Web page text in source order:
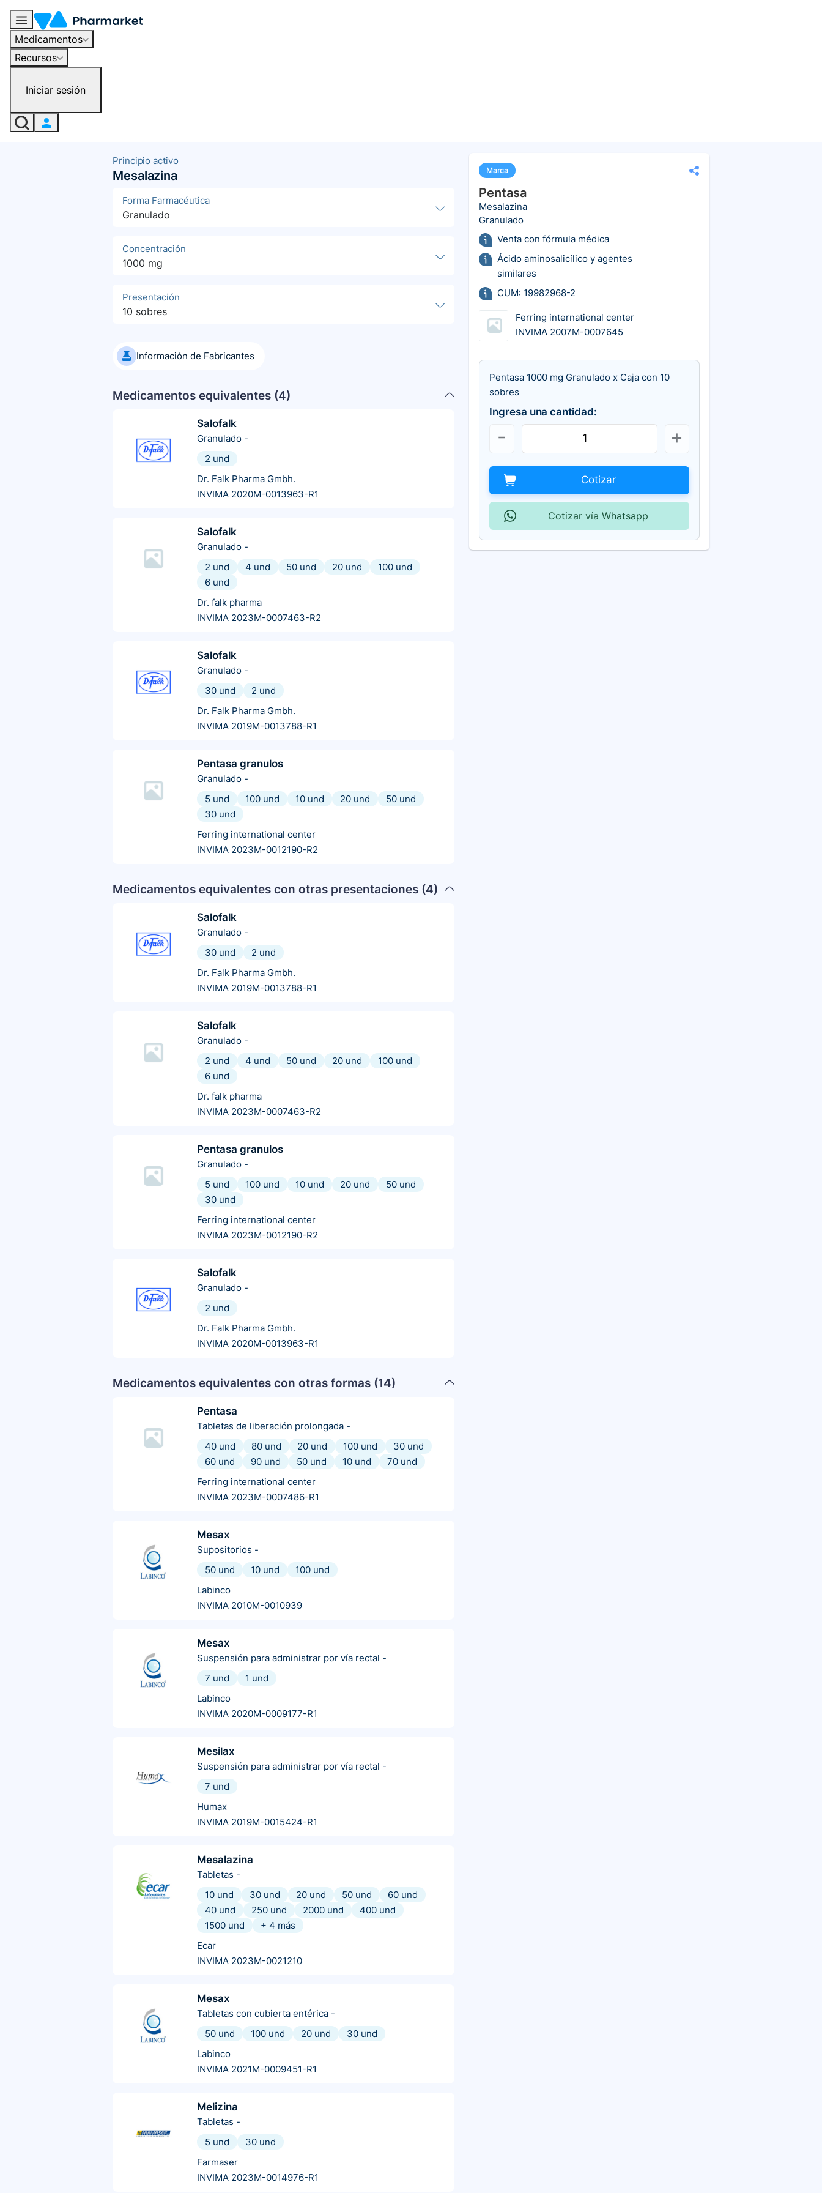
Medicamentos
Recursos
Iniciar sesión
Principio activo
Mesalazina
Forma Farmacéutica
Granulado
Concentración
1000 mg
Presentación
10 sobres
Información de Fabricantes
Medicamentos equivalentes (4)
Salofalk
Granulado -
2 und
Dr. Falk Pharma Gmbh.
INVIMA 2020M-0013963-R1
Salofalk
Granulado -
2 und
4 und 50 und 20 und
100 und
6 und
Dr. falk pharma
INVIMA 2023M-0007463-R2
Salofalk
Granulado -
30 und
2 und
Dr. Falk Pharma Gmbh.
INVIMA 2019M-0013788-R1
Pentasa granulos
Granulado -
5 und
100 und 10 und 20 und
50 und
30 und
Ferring international center
INVIMA 2023M-0012190-R2
Medicamentos equivalentes con otras presentaciones (4)
Salofalk
Granulado -
30 und
2 und
Dr. Falk Pharma Gmbh.
INVIMA 2019M-0013788-R1
Salofalk
Granulado -
2 und
4 und 50 und 20 und
100 und
6 und
Dr. falk pharma
INVIMA 2023M-0007463-R2
Pentasa granulos
Granulado -
5 und
100 und 10 und 20 und
50 und
30 und
Ferring international center
INVIMA 2023M-0012190-R2
Salofalk
Granulado -
2 und
Dr. Falk Pharma Gmbh.
INVIMA 2020M-0013963-R1
Medicamentos equivalentes con otras formas (14)
Pentasa
Tabletas de liberación prolongada -
40 und
80 und 20 und 100 und
30 und
60 und
90 und 50 und 10 und
70 und
Ferring international center
INVIMA 2023M-0007486-R1
Mesax
Supositorios -
50 und
10 und
100 und
Labinco
INVIMA 2010M-0010939
Mesax
Suspensión para administrar por vía rectal -
7 und
1 und
Labinco
INVIMA 2020M-0009177-R1
Mesilax
Suspensión para administrar por vía rectal -
7 und
Humax
INVIMA 2019M-0015424-R1
Mesalazina
Tabletas -
10 und
30 und 20 und 50 und
60 und
40 und
250 und 2000 und
400 und
1500 und
+ 4 más
Ecar
INVIMA 2023M-0021210
Mesax
Tabletas con cubierta entérica -
50 und
100 und 20 und
30 und
Labinco
INVIMA 2021M-0009451-R1
Melizina
Tabletas -
5 und
30 und
Farmaser
INVIMA 2023M-0014976-R1
Marca
Pentasa
Mesalazina
Granulado
Venta con fórmula médica
Ácido aminosalicílico y agentes
similares
CUM: 19982968-2
Ferring international center
INVIMA 2007M-0007645
Pentasa 1000 mg Granulado x Caja con 10
sobres
Ingresa una cantidad:
Cotizar
Cotizar vía Whatsapp